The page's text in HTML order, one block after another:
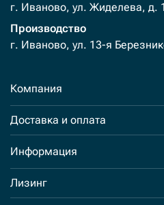
г. Иваново, ул. Жиделева, д.
Производство
г. Иваново, ул. 13-я
Компания
Доставка и оплата
Информация
Лизинг